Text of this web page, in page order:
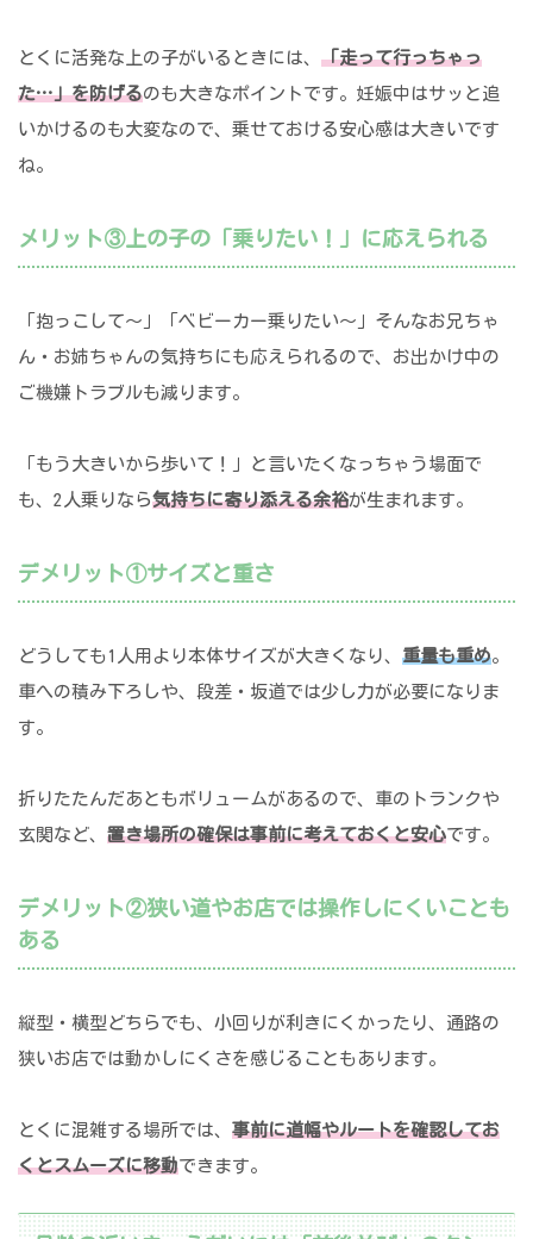
とくに活発な上の子がいるときには、 「走って行っちゃっ
た…」を防げるのも大きなポイントです。妊娠中はサッと追
いかけるのも大変なので、乗せておける安心感は大きいです
ね。
メリット③上の子の「乗りたい！」に応えられる
「抱っこして〜」「ベビーカー乗りたい〜」そんなお兄ちゃ
ん・お姉ちゃんの気持ちにも応えられるので、お出かけ中の
ご機嫌トラブルも減ります。
「もう大きいから歩いて！」と言いたくなっちゃう場面で
も、2人乗りなら気持ちに寄り添える余裕が生まれます。
デメリット①サイズと重さ
どうしても1人用より本体サイズが大きくなり、 重量も重め。
車への積み下ろしや、段差・坂道では少し力が必要になりま
す。
折りたたんだあともボリュームがあるので、車のトランクや
玄関など、 置き場所の確保は事前に考えておくと安心です。
デメリット②狭い道やお店では操作しにくいことも
ある
縦型・横型どちらでも、小回りが利きにくかったり、通路の
狭いお店では動かしにくさを感じることもあります。
とくに混雑する場所では、 事前に道幅やルートを確認してお
くとスムーズに移動できます。